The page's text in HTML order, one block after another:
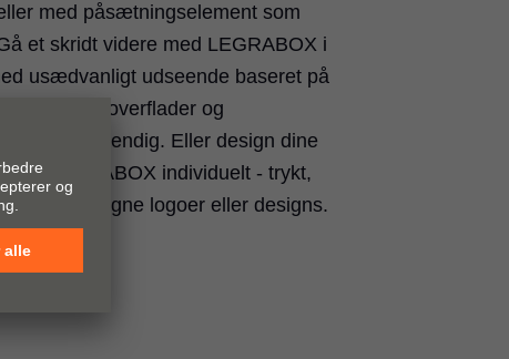
med påsætningselement som
et skridt videre med LEGRABOX i
usædvanligt udseende baseret på
overflader og
og udvendig. Eller design dine
LEGRABOX individuelt - trykt,
dine egne logoer eller designs.